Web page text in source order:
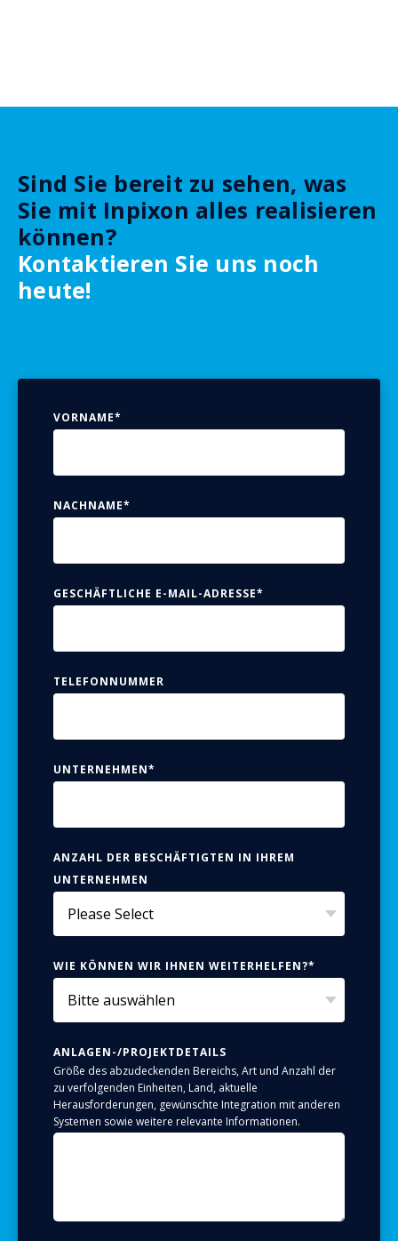
Sind Sie bereit zu sehen, was
Sie mit Inpixon alles realisieren
können?
Kontaktieren Sie uns noch
heute!
VORNAME*
NACHNAME*
GESCHÄFTLICHE E-MAIL-ADRESSE*
TELEFONNUMMER
UNTERNEHMEN*
ANZAHL DER BESCHÄFTIGTEN IN IHREM
UNTERNEHMEN
WIE KÖNNEN WIR IHNEN WEITERHELFEN?*
ANLAGEN-/PROJEKTDETAILS
Größe des abzudeckenden Bereichs, Art und Anzahl der
zu verfolgenden Einheiten, Land, aktuelle
Herausforderungen, gewünschte Integration mit anderen
Systemen sowie weitere relevante Informationen.